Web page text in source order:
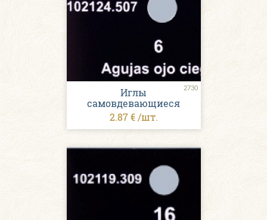
2730
Иглы
самовдевающиеся
2.87 € /шт.